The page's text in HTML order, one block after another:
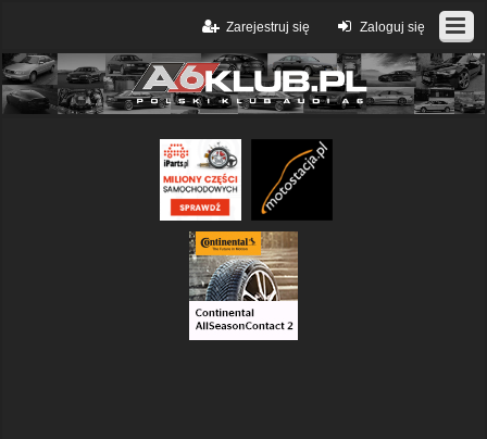
Zaloguj się
Zarejestruj się